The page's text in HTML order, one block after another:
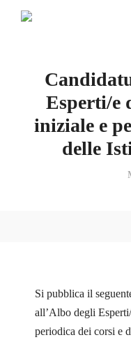
Esperti/e
iniziale e
delle
Si pubblica il
all’Albo degli
periodica dei corsi e
admin_isia